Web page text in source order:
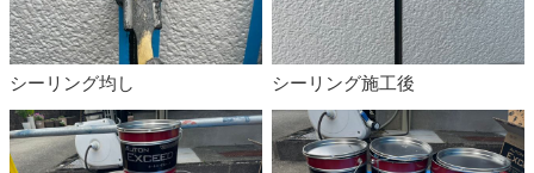
シーリング均し シーリング施工後